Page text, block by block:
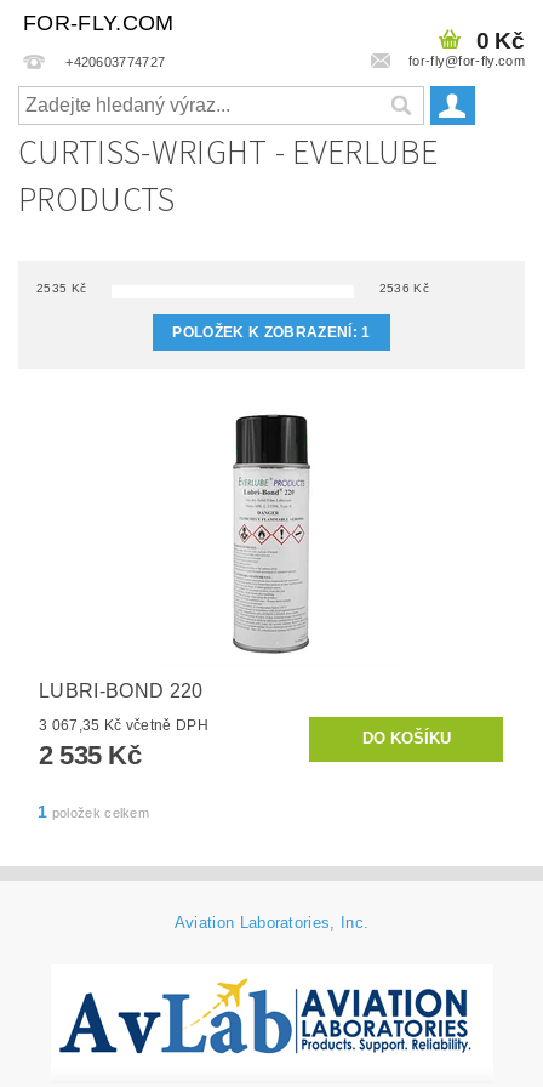
FOR-FLY.COM
+420603774727 for-fly@for-fly.com
0 Kč
CURTISS-WRIGHT - EVERLUBE
PRODUCTS
2535 Kč 2536 Kč
POLOŽEK K ZOBRAZENÍ:1
LUBRI-BOND 220
3 067,35 Kč včetně DPH
2 535 Kč
1 položek celkem
Aviation Laboratories, Inc.